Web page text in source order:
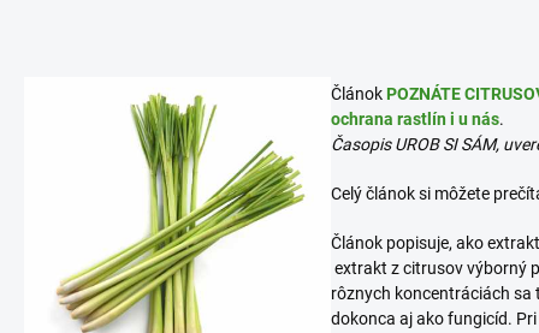
ČlánokPOZNÁTE
ochrana rastlín i u nás.
Časopis UROB SI SÁM,
Celý článok si môžete
Článok popisuje, ako
extrakt z citrusov výborný
rôznych koncentráciách sa
dokonca aj ako fungicíd.